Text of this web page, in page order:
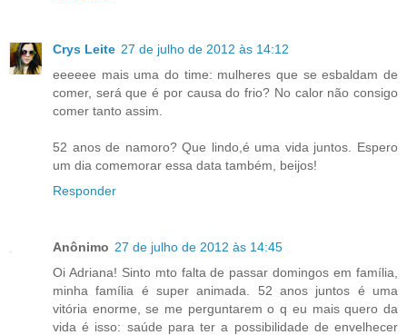
Crys Leite 27 de julho de 2012 às 14:12
eeeeee mais uma do time: mulheres que se esbaldam de
comer, será que é por causa do frio? No calor não consigo
comer tanto assim.
52 anos de namoro? Que lindo,é uma vida juntos. Espero
um dia comemorar essa data também, beijos!
Responder
Anônimo 27 de julho de 2012 às 14:45
Oi Adriana! Sinto mto falta de passar domingos em família,
minha família é super animada. 52 anos juntos é uma
vitória enorme, se me perguntarem o q eu mais quero da
vida é isso: saúde para ter a possibilidade de envelhecer